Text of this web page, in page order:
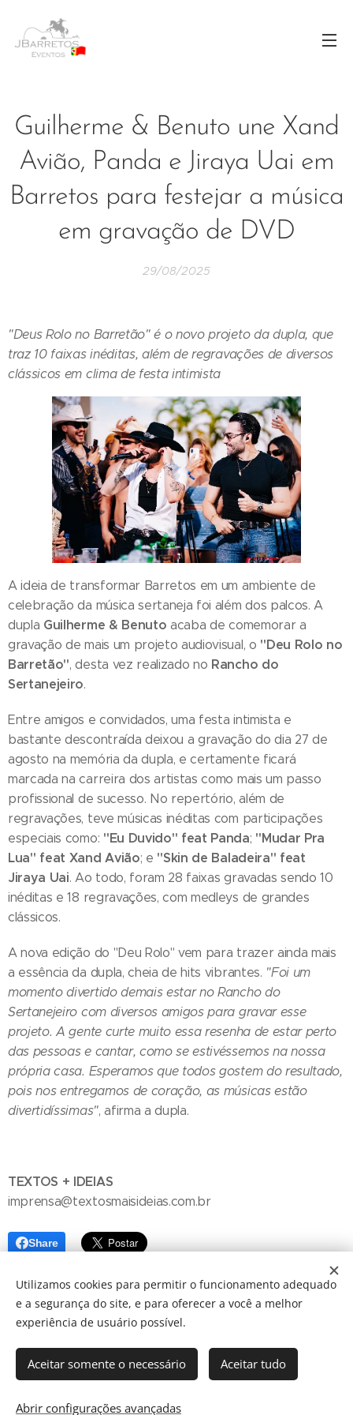
Guilherme & Benuto une Xand
Avião, Panda e Jiraya Uai em
Barretos para festejar a música
em gravação de DVD
29/08/2025
"Deus Rolo no Barretão" é o novo projeto da dupla, que
traz 10 faixas inéditas, além de regravações de diversos
clássicos em clima de festa intimista
A ideia de transformar Barretos em um ambiente de
celebração da música sertaneja foi além dos palcos. A
dupla Guilherme & Benuto acaba de comemorar a
gravação de mais um projeto audiovisual, o "Deu Rolo no
Barretão", desta vez realizado no Rancho do
Sertanejeiro.
Entre amigos e convidados, uma festa intimista e
bastante descontraída deixou a gravação do dia 27 de
agosto na memória da dupla, e certamente ficará
marcada na carreira dos artistas como mais um passo
profissional de sucesso. No repertório, além de
regravações, teve músicas inéditas com participações
especiais como: "Eu Duvido" feat Panda; "Mudar Pra
Lua" feat Xand Avião; e "Skin de Baladeira" feat
Jiraya Uai. Ao todo, foram 28 faixas gravadas sendo 10
inéditas e 18 regravações, com medleys de grandes
clássicos.
A nova edição do "Deu Rolo" vem para trazer ainda mais
a essência da dupla, cheia de hits vibrantes. "Foi um
momento divertido demais estar no Rancho do
Sertanejeiro com diversos amigos para gravar esse
projeto. A gente curte muito essa resenha de estar perto
das pessoas e cantar, como se estivéssemos na nossa
própria casa. Esperamos que todos gostem do resultado,
pois nos entregamos de coração, as músicas estão
divertidíssimas", afirma a dupla.
TEXTOS + IDEIAS
imprensa@textosmaisideias.com.br
Share
© 2024 JBarretos Eventos.
Utilizamos cookies para permitir o funcionamento adequado
e a segurança do site, e para oferecer a você a melhor
experiência de usuário possível.
Aceitar somente o necessário Aceitar tudo
Abrir configurações avançadas